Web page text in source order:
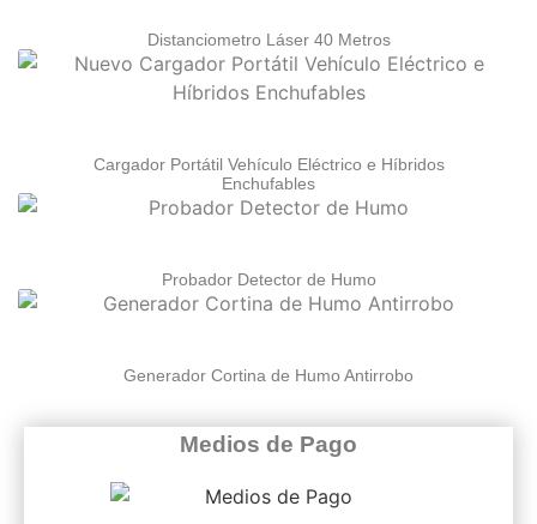
Distanciometro Láser 40 Metros
Cargador Portátil Vehículo Eléctrico e Híbridos
Enchufables
Probador Detector de Humo
Generador Cortina de Humo Antirrobo
Medios de Pago